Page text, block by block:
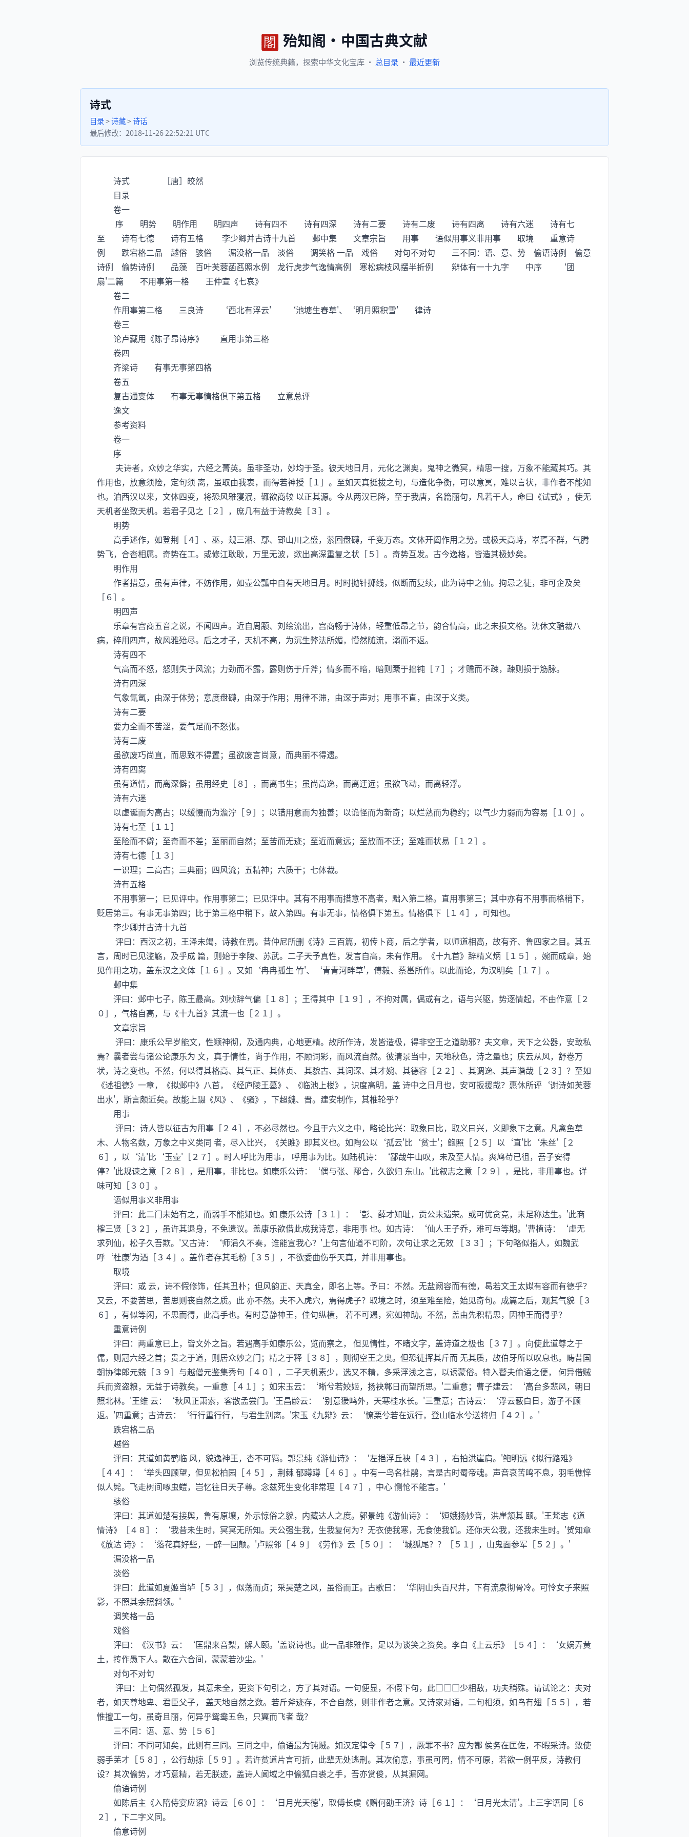
殆知阁 · 中国古典文献
浏览传统典籍， 探索中华文化宝库 · 总目录 · 最近更新
诗式
目录>诗藏>诗话
最后修改： 2018-11-26 22:52:21 UTC
诗式 ［唐］皎然
目录
卷一
序 明势 明作用 明四声 诗有四不 诗有四深 诗有二要 诗有二废 诗有四离 诗有六迷 诗有七
至 诗有七德 诗有五格 李少卿并古诗十九首 邺中集 文章宗旨 用事 语似用事义非用事 取境 重意诗
例 跌宕格二品 越俗 骇俗 淈没格一品 淡俗 调笑格 一品 戏俗 对句不对句 三不同：语、意、势 偷语诗例 偷意
诗例 偷势诗例 品藻 百叶芙蓉菡萏照水例 龙行虎步气逸情高例 寒松病枝风摆半折例 辩体有一十九字 中序 ‘团
扇'二篇 不用事第一格 王仲宣《七哀》
卷二
作用事第二格 三良诗 ‘西北有浮云' ‘池塘生春草'、‘明月照积雪' 律诗
卷三
论卢藏用《陈子昂诗序》 直用事第三格
卷四
齐梁诗 有事无事第四格
卷五
复古通变体 有事无事情格俱下第五格 立意总评
逸文
参考资料
卷一
序
夫诗者，众妙之华实，六经之菁英。虽非圣功，妙均于圣。彼天地日月，元化之渊奥，鬼神之微冥，精思一搜，万象不能藏其巧。其
作用也，放意须险，定句须 离，虽取由我衷，而得若神授［１］。至如天真挺拔之句，与造化争衡，可以意冥，难以言状，非作者不能知
也。洎西汉以来，文体四变，将恐风雅寖泯，辄欲商较 以正其源。今从两汉已降，至于我唐，名篇丽句，凡若干人，命曰《试式》，使无
天机者坐致天机。若君子见之［２］，庶几有益于诗教矣［３］。
明势
高手述作，如登荆［４］、巫，觌三湘、鄢、郢山川之盛，萦回盘礴，千变万态。文体开阖作用之势。或极天高峙，崒焉不群，气腾
势飞，合沓相属。奇势在工。或修江耿耿，万里无波，欻出高深重复之状［５］。奇势互发。古今逸格，皆造其极妙矣。
明作用
作者措意，虽有声律，不妨作用，如壶公瓢中自有天地日月。时时抛针掷线，似断而复续，此为诗中之仙。拘忌之徒，非可企及矣
［６］。
明四声
乐章有宫商五音之说，不闻四声。近自周颙、刘绘流出，宫商畅于诗体，轻重低昂之节，韵合情高，此之未损文格。沈休文酷裁八
病，碎用四声，故风雅殆尽。后之才子，天机不高，为沉生弊法所媚，懵然随流，溺而不返。
诗有四不
气高而不怒，怒则失于风流；力劲而不露，露则伤于斤斧；情多而不暗，暗则蹶于拙钝［７］；才赡而不疎，疎则损于筋脉。
诗有四深
气象氤氲，由深于体势；意度盘礴，由深于作用；用律不滞，由深于声对；用事不直，由深于义类。
诗有二要
要力全而不苦涩，要气足而不怒张。
诗有二废
虽欲废巧尚直，而思致不得置；虽欲废言尚意，而典丽不得遗。
诗有四离
虽有道情，而离深僻；虽用经史［８］，而离书生；虽尚高逸，而离迂远；虽欲飞动，而离轻浮。
诗有六迷
以虚诞而为高古；以缓慢而为澹泞［９］；以错用意而为独善；以诡怪而为新奇；以烂熟而为稳约；以气少力弱而为容易［１０］。
诗有七至［１１］
至险而不僻；至奇而不差；至丽而自然；至苦而无迹；至近而意远；至放而不迂；至难而状易［１２］。
诗有七德［１３］
一识理；二高古；三典丽；四风流；五精神；六质干；七体裁。
诗有五格
不用事第一；已见评中。作用事第二；已见评中。其有不用事而措意不高者，黜入第二格。直用事第三；其中亦有不用事而格稍下，
贬居第三。有事无事第四；比于第三格中稍下，故入第四。有事无事，情格俱下第五。情格俱下［１４］，可知也。
李少卿并古诗十九首
评曰：西汉之初，王泽未竭，诗教在焉。昔仲尼所删《诗》三百篇，初传卜商，后之学者，以师道相高，故有齐、鲁四家之目。其五
言，周时已见滥觞，及乎成 篇，则始于李陵、苏武。二子天予真性，发言自高，未有作用。《十九首》辞精义炳［１５］，婉而成章，始
见作用之功，盖东汉之文体［１６］。又如‘冉冉孤生 竹'、‘青青河畔草'，傅毅、蔡邕所作。以此而论，为汉明矣［１７］。
邺中集
评曰：邺中七子，陈王最高。刘桢辞气偏［１８］；王得其中［１９］，不拘对属，偶或有之，语与兴驱，势逐情起，不由作意［２
０］，气格自高，与《十九首》其流一也［２１］。
文章宗旨
评曰：康乐公早岁能文，性颖神彻，及通内典，心地更精。故所作诗，发皆造极，得非空王之道助邪？夫文章，天下之公器，安敢私
焉？曩者尝与诸公论康乐为 文，真于情性，尚于作用，不顾词彩，而风流自然。彼清景当中，天地秋色，诗之量也；庆云从风，舒卷万
状，诗之变也。不然，何以得其格高、其气正、其体贞、 其貌古、其词深、其才婉、其德容［２２］、其调逸、其声谐哉［２３］？至如
《述祖德》一章，《拟邺中》八首，《经庐陵王墓》、《临池上楼》，识度高明，盖 诗中之日月也，安可扳援哉？惠休所评‘谢诗如芙蓉
出水'，斯言颇近矣。故能上蹑《风》、《骚》，下超魏、晋。建安制作，其椎轮乎？
用事
评曰：诗人皆以征古为用事［２４］，不必尽然也。今且于六义之中，略论比兴：取象曰比，取义曰兴，义即象下之意。凡禽鱼草
木、人物名数，万象之中义类同 者，尽入比兴，《关雎》即其义也。如陶公以‘孤云'比‘贫士'；鲍照［２５］以‘直'比‘朱丝'［２
６］，以‘清'比‘玉壶'［２７］。时人呼比为用事， 呼用事为比。如陆机诗：‘鄙哉牛山叹，未及至人情。爽鸠茍已徂，吾子安得
停？'此规谏之意［２８］，是用事，非比也。如康乐公诗：‘偶与张、邴合，久欲归 东山。'此叙志之意［２９］，是比，非用事也。详
味可知［３０］。
语似用事义非用事
评曰：此二门未始有之，而弱手不能知也。如 康乐公诗［３１］：‘彭、薛才知耻，贡公未遗荣。或可优贪竞，未足称达生。'此商
榷三贤［３２］，虽许其退身，不免遗议。盖康乐欲借此成我诗意，非用事 也。如古诗：‘仙人王子乔，难可与等期。'曹植诗：‘虚无
求列仙，松子久吾欺。'又古诗：‘师涓久不奏，谁能宣我心？'上句言仙道不可阶，次句让求之无效 ［３３］；下句略似指人，如魏武
呼‘杜康'为酒［３４］。盖作者存其毛粉［３５］，不欲委曲伤乎天真，并非用事也。
取境
评曰：或 云，诗不假修饰，任其丑朴；但风韵正、天真全，即名上等。予曰：不然。无盐阙容而有德，曷若文王太姒有容而有德乎？
又云，不要苦思，苦思则丧自然之质。此 亦不然。夫不入虎穴，焉得虎子？取境之时，须至难至险，始见奇句。成篇之后，观其气貌［３
６］，有似等闲，不思而得，此高手也。有时意静神王，佳句纵横， 若不可遏，宛如神助。不然，盖由先积精思，因神王而得乎？
重意诗例
评曰：两重意已上，皆文外之旨。若遇高手如康乐公，览而察之， 但见情性，不睹文字，盖诗道之极也［３７］。向使此道尊之于
儒，则冠六经之首；贵之于道，则居众妙之门；精之于释［３８］，则彻空王之奥。但恐徒挥其斤而 无其质，故伯牙所以叹息也。畴昔国
朝协律郎元兢［３９］与越僧元鉴集秀句［４０］，二子天机素少，选又不精，多采浮浅之言，以诱蒙俗。特入瞽夫偷语之便， 何异借贼
兵而资盗粮，无益于诗教矣。一重意［４１］；如宋玉云：‘晰兮若姣姬，扬袂鄣日而望所思。'二重意；曹子建云：‘高台多悲风，朝日
照北林。'王维 云：‘秋风正萧索，客散孟尝门。'王昌龄云：‘别意猨鸣外，天寒桂水长。'三重意；古诗云：‘浮云蔽白日，游子不顾
返。'四重意；古诗云：‘行行重行行， 与君生别离。'宋玉《九辩》云：‘憭栗兮若在远行，登山临水兮送将归［４２］。'
跌宕格二品
越俗
评曰：其道如黄鹤临 风，貌逸神王，杳不可羁。郭景纯《游仙诗》：‘左挹浮丘袂［４３］，右拍洪崖肩。'鲍明远《拟行路难》
［４４］：‘举头四顾望，但见松柏园［４５］，荆棘 郁蹲蹲［４６］。中有一鸟名杜鹃，言是古时蜀帝魂。声音哀苦鸣不息，羽毛憔悴
似人髡。飞走树间啄虫螘，岂忆往日天子尊。念兹死生变化非常理［４７］，中心 恻怆不能言。'
骇俗
评曰：其道如楚有接舆，鲁有原壤，外示惊俗之貌，内藏达人之度。郭景纯《游仙诗》：‘姮娥扬妙音，洪崖颔其 颐。'王梵志《道
情诗》［４８］：‘我昔未生时，冥冥无所知。天公强生我，生我复何为？无衣使我寒，无食使我饥。还你天公我，还我未生时。'贺知章
《放达 诗》：‘落花真好些，一醉一回颠。'卢照邻［４９］《劳作》云［５０］：‘城狐尾？？［５１］，山鬼面参军［５２］。'
淈没格一品
淡俗
评曰：此道如夏姬当垆［５３］，似荡而贞；采吴楚之风，虽俗而正。古歌曰：‘华阴山头百尺井，下有流泉彻骨冷。可怜女子来照
影，不照其余照斜领。'
调笑格一品
戏俗
评曰：《汉书》云：‘匡鼎来音梨，解人颐。'盖说诗也。此一品非雅作，足以为谈笑之资矣。李白《上云乐》［５４］：‘女娲弄黄
土，抟作愚下人。散在六合间，蒙蒙若沙尘。'
对句不对句
评曰：上句偶然孤发，其意未全，更资下句引之，方了其对语。一句便显，不假下句，此□□□少相敌，功夫稍殊。请试论之：夫对
者，如天尊地卑、君臣父子， 盖天地自然之数。若斤斧迹存，不合自然，则非作者之意。又诗家对语，二句相须，如鸟有翅［５５］，若
惟擅工一句，虽奇且丽，何异乎鸳鸯五色，只翼而飞者 哉？
三不同：语、意、势［５６］
评曰：不同可知矣，此则有三同。三同之中，偷语最为钝贼。如汉定律令［５７］，厥罪不书？应为酂 侯务在匡佐，不暇采诗。致使
弱手芜才［５８］，公行劫掠［５９］。若许贫道片言可折，此辈无处逃刑。其次偷意，事虽可罔，情不可原，若欲一例平反，诗教何
设？其次偷势，才巧意精，若无朕迹，盖诗人阃域之中偷狐白裘之手，吾亦赏俊，从其漏网。
偷语诗例
如陈后主《入隋侍宴应诏》诗云［６０］：‘日月光天德'，取傅长虞《赠何劭王济》诗［６１］：‘日月光太清'。上三字语同［６
２］，下二字义同。
偷意诗例